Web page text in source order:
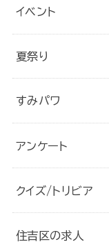
イベント
夏祭り
すみパワ
アンケート
クイズ/トリビア
住吉区の求人